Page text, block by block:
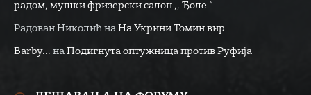
радом, мушки фризерски салон ,, Ђоле “
Радован Николић на На Укрини Томин вир
Barby... на Подигнута оптужница против Руфија